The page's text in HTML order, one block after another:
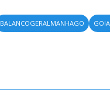
BALANCOGERALMANHAGO